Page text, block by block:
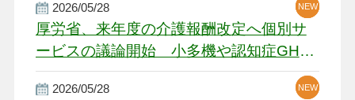
2026/05/28
厚労省、来年度の介護報酬改定へ個別サ
ービスの議論開始 小多機や認知症GH、
厳しい経営環境に危機感
NEW
NEW
NEW
2026/05/28 NEW
NEW